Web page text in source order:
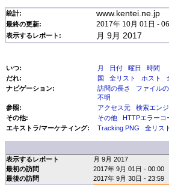
統計: www.kentei.ne.jp
最終の更新: 2017年 10月 01日 -
表示するレポート: 月 9月 2017
いつ: 月 日付 曜日
時間
だれ:
国 全リスト ホスト
ナビゲーション:
訪問の長さ ファイル
不明
参照:
アクセス元 検索エン
その他:
その他 HTTPエラーコ
エキストラ/マーケティング:
Tracking PNG 全リス
表示するレポート
月 9月 2017
最初の訪問
2017年 9月 01日 - 00:00
最後の訪問
2017年 9月 30日 - 23:59